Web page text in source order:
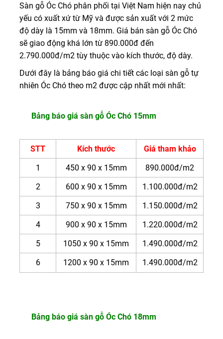
Sàn gỗ Óc Chó phân phối tại Việt Nam hiện nay chủ
yếu có xuất xứ từ Mỹ và được sản xuất với 2 mức
độ dày là 15mm và 18mm. Giá bán sàn gỗ Óc Chó
sẽ giao động khá lớn từ 890.000đ đến
2.790.000đ/m2 tùy thuộc vào kích thước, độ dày.
Dưới đây là bảng báo giá chi tiết các loại sàn gỗ tự
nhiên Óc Chó theo m2 được cập nhất mới nhất:
Bảng báo giá sàn gỗ Óc Chó 15mm
STT Kích thước
Giá tham khảo
1
450 x 90 x 15mm
890.000đ/m2
2
600 x 90 x 15mm
1.100.000đ/m2
3
750 x 90 x 15mm
1.150.000đ/m2
4
900 x 90 x 15mm
1.220.000đ/m2
5
1050 x 90 x 15mm
1.490.000đ/m2
6
1200 x 90 x 15mm 1.490.000đ/m2
Bảng báo giá sàn gỗ Óc Chó 18mm